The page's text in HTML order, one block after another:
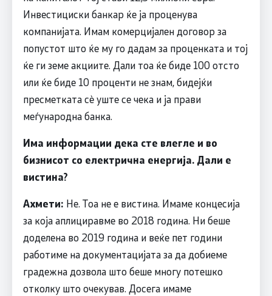
Инвестициски банкар ќе ја проценува
компанијата. Имам комерцијален договор за
попустот што ќе му го дадам за проценката и тој
ќе ги земе акциите. Дали тоа ќе биде 100 отсто
или ќе биде 10 проценти не знам, бидејќи
пресметката сѐ уште се чека и ја прави
меѓународна банка.
Има информации дека сте влегле и во
бизнисот со електрична енергија. Дали е
вистина?
Ахмети: Не. Тоа не е вистина. Имаме концесија
за која аплициравме во 2018 година. Ни беше
доделена во 2019 година и веќе пет години
работиме на документацијата за да добиеме
градежна дозвола што беше многу потешко
отколку што очекував. Досега имаме